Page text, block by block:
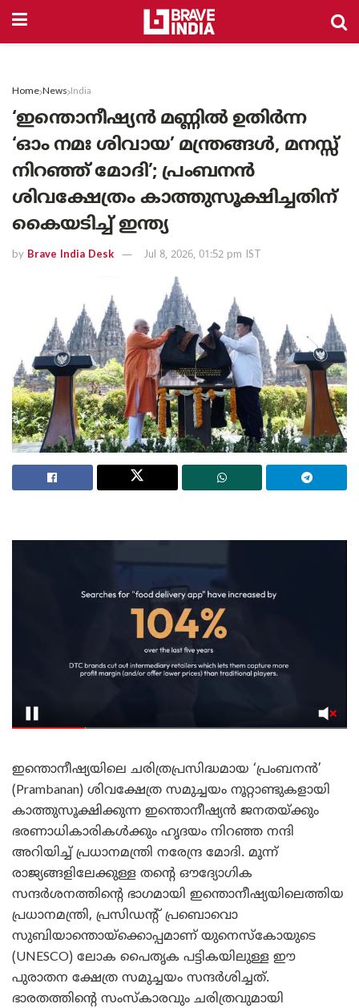
Home News India
‘ഇന്തൊനീഷ്യൻ മണ്ണിൽ ഉതിർന്ന
‘ഓം നമഃ ശിവായ’ മന്ത്രങ്ങൾ, മനസ്സ്
നിറഞ്ഞ് മോദി’; പ്രംബനൻ
ശിവക്ഷേത്രം കാത്തുസൂക്ഷിച്ചതിന്
കൈയടിച്ച് ഇന്ത്യ
by Brave India Desk Jul 8, 2026, 01:52 pm IST
ഇന്തൊനീഷ്യയിലെ ചരിത്രപ്രസിദ്ധമായ ‘പ്രംബനൻ’
(Prambanan) ശിവക്ഷേത്ര സമുച്ചയം നൂറ്റാണ്ടുകളായി
കാത്തുസൂക്ഷിക്കുന്ന ഇന്തൊനീഷ്യൻ ജനതയ്ക്കും
ഭരണാധികാരികൾക്കും ഹൃദയം നിറഞ്ഞ നന്ദി
അറിയിച്ച് പ്രധാനമന്ത്രി നരേന്ദ്ര മോദി. മൂന്ന്
രാജ്യങ്ങളിലേക്കുള്ള തന്റെ ഔദ്യോഗിക
സന്ദർശനത്തിന്റെ ഭാഗമായി ഇന്തൊനീഷ്യയിലെത്തിയ
പ്രധാനമന്ത്രി, പ്രസിഡന്റ് പ്രബൊവൊ
സുബിയാന്തൊയ്ക്കൊപ്പമാണ് യുനെസ്കോയുടെ
(UNESCO) ലോക പൈതൃക പട്ടികയിലുള്ള ഈ
പുരാതന ക്ഷേത്ര സമുച്ചയം സന്ദർശിച്ചത്.
ഭാരതത്തിന്റെ സംസ്കാരവും ചരിത്രവുമായി